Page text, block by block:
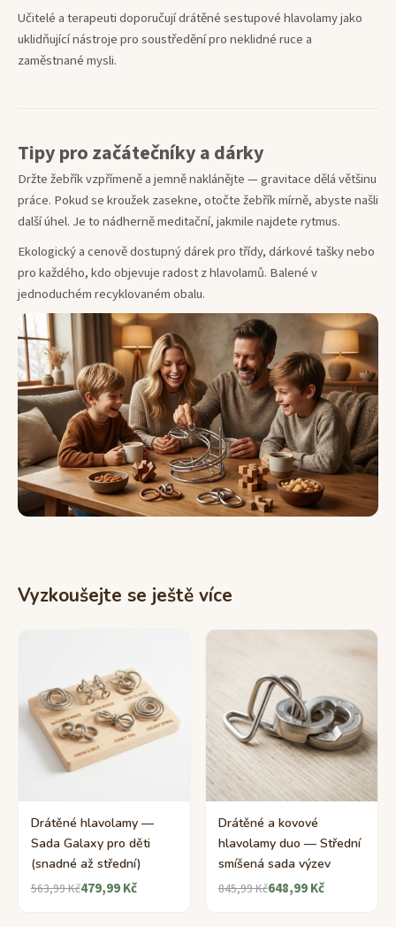
Učitelé a terapeuti doporučují drátěné sestupové hlavolamy jako
uklidňující nástroje pro soustředění pro neklidné ruce a
zaměstnané mysli.
Tipy pro začátečníky a dárky
Držte žebřík vzpřímeně a jemně naklánějte — gravitace dělá většinu
práce. Pokud se kroužek zasekne, otočte žebřík mírně, abyste našli
další úhel. Je to nádherně meditační, jakmile najdete rytmus.
Ekologický a cenově dostupný dárek pro třídy, dárkové tašky nebo
pro každého, kdo objevuje radost z hlavolamů. Balené v
jednoduchém recyklovaném obalu.
Vyzkoušejte se ještě více
Drátěné hlavolamy —
Sada Galaxy pro děti
(snadné až střední)
563,99 Kč479,99 Kč
Drátěné a kovové
hlavolamy duo — Střední
smíšená sada výzev
845,99 Kč648,99 Kč